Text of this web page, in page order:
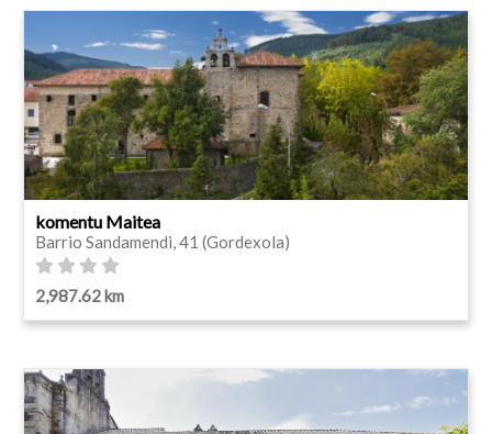
komentu Maitea
Barrio Sandamendi, 41 (Gordexola)
2,987.62 km